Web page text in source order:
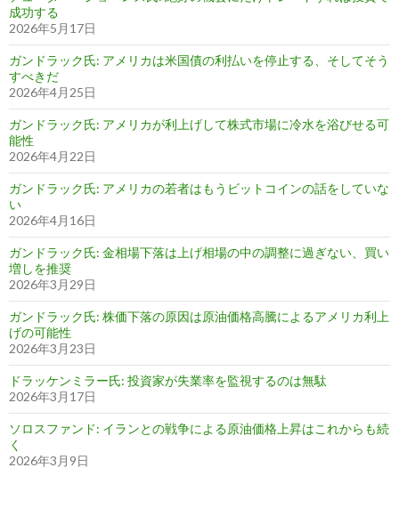
成功する
2026年5月17日
ガンドラック氏: アメリカは米国債の利払いを停止する、そしてそう
すべきだ
2026年4月25日
ガンドラック氏: アメリカが利上げして株式市場に冷水を浴びせる可
能性
2026年4月22日
ガンドラック氏: アメリカの若者はもうビットコインの話をしていな
い
2026年4月16日
ガンドラック氏: 金相場下落は上げ相場の中の調整に過ぎない、買い
増しを推奨
2026年3月29日
ガンドラック氏: 株価下落の原因は原油価格高騰によるアメリカ利上
げの可能性
2026年3月23日
ドラッケンミラー氏: 投資家が失業率を監視するのは無駄
2026年3月17日
ソロスファンド: イランとの戦争による原油価格上昇はこれからも続
く
2026年3月9日